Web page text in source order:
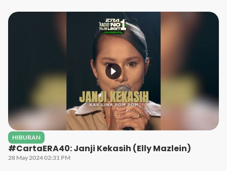
HIBURAN
#CartaERA40: Janji Kekasih (Elly Mazlein)
28 May 2024 02:31 PM